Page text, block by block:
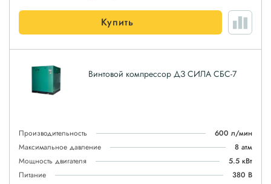
Купить
Винтовой компрессор ДЗ СИЛА СБС-7
Производительность
600 л/мин
Максимальное давление
8 атм
Мощность двигателя
5.5 кВт
Питание
380 В